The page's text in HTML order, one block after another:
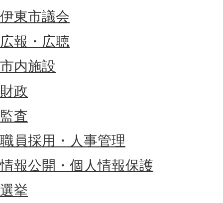
伊東市議会
広報・広聴
市内施設
財政
監査
職員採用・人事管理
情報公開・個人情報保護
選挙